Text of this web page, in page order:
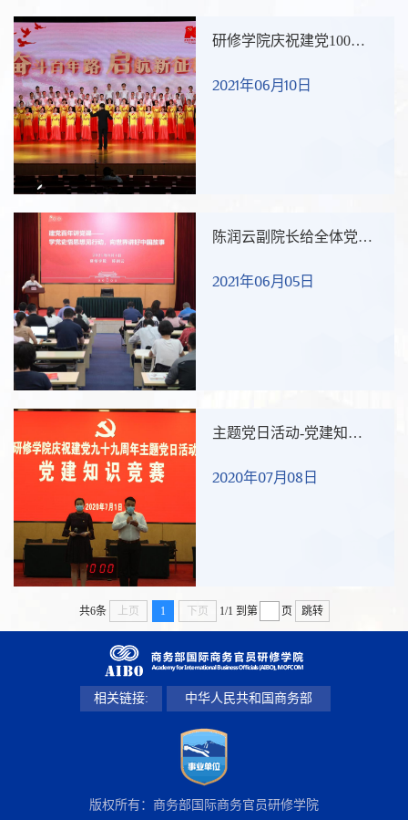
研修学院庆祝建党100周
2021年06月10日
陈润云副院长给全体党员
2021年06月05日
主题党日活动-党建知识
2020年07月08日
共6条 上页 1 下页 1/1 到第 页 跳转
相关链接: 中华人民共和国商务部
版权所有：商务部国际商务官员研修学院